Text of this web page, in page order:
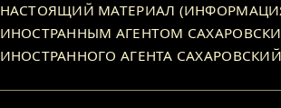
НАСТОЯЩИЙ МАТЕРИАЛ
ИНОСТРАННЫМ АГЕНТОМ
ИНОСТРАННОГО АГЕНТА